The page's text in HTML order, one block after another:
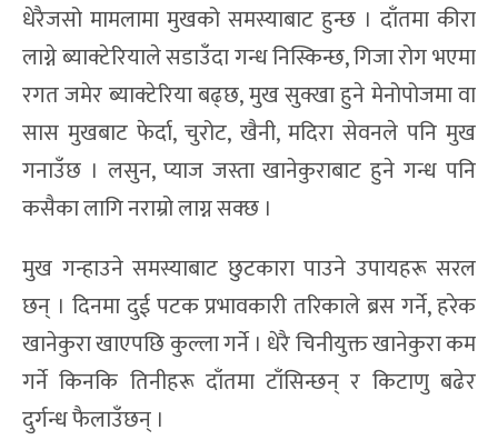
धेरैजसो मामलामा मुखको समस्याबाट हुन्छ । दाँतमा कीरा
लाग्ने ब्याक्टेरियाले सडाउँदा गन्ध निस्किन्छ, गिजा रोग भएमा
रगत जमेर ब्याक्टेरिया बढ्छ, मुख सुक्खा हुने मेनोपोजमा वा
सास मुखबाट फेर्दा, चुरोट, खैनी, मदिरा सेवनले पनि मुख
गनाउँछ । लसुन, प्याज जस्ता खानेकुराबाट हुने गन्ध पनि
कसैका लागि नराम्रो लाग्न सक्छ ।
मुख गन्हाउने समस्याबाट छुटकारा पाउने उपायहरू सरल
छन् । दिनमा दुई पटक प्रभावकारी तरिकाले ब्रस गर्ने, हरेक
खानेकुरा खाएपछि कुल्ला गर्ने । धेरै चिनीयुक्त खानेकुरा कम
गर्ने किनकि तिनीहरू दाँतमा टाँसिन्छन् र किटाणु बढेर
दुर्गन्ध फैलाउँछन् ।